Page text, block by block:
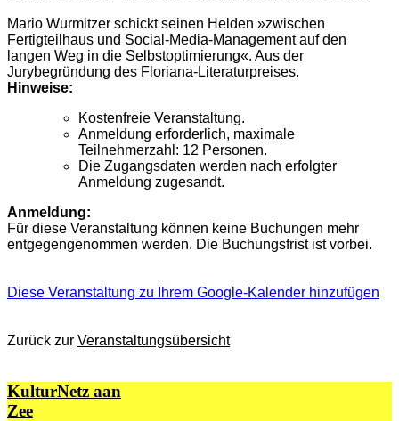
Mario Wurmitzer schickt seinen Helden »zwischen
Fertigteilhaus und Social-Media-Management auf den
langen Weg in die Selbstoptimierung«. Aus der
Jurybegründung des Floriana-Literaturpreises.
Hinweise:
Kostenfreie Veranstaltung.
Anmeldung erforderlich, maximale
Teilnehmerzahl: 12 Personen.
Die Zugangsdaten werden nach erfolgter
Anmeldung zugesandt.
Anmeldung:
Für diese Veranstaltung können keine Buchungen mehr
entgegengenommen werden. Die Buchungsfrist ist vorbei.
Diese Veranstaltung zu Ihrem Google-Kalender hinzufügen
Zurück zur Veranstaltungsübersicht
KulturNetz aan
Zee